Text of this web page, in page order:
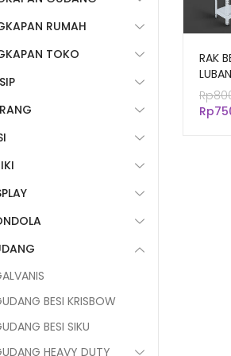
RAK
Rp
Rp
RUMAH
TOKO
BESI KRISBOW
BESI SIKU
HEAVY DUTY